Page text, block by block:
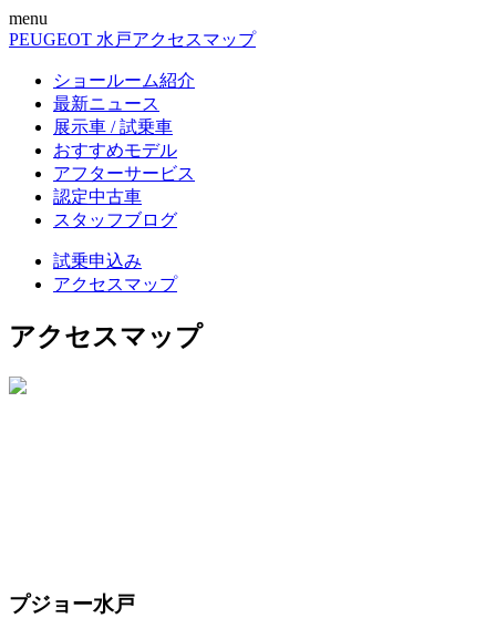
menu
PEUGEOT 水戸アクセスマップ
ショールーム紹介
最新ニュース
展示車 / 試乗車
おすすめモデル
アフターサービス
認定中古車
スタッフブログ
試乗申込み
アクセスマップ
アクセスマップ
プジョー水戸